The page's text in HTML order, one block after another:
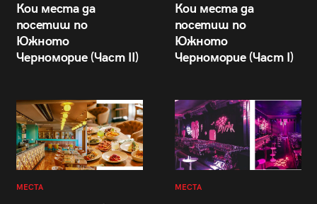
Кои места да
посетиш по
Южното
Черноморие (Част II)
Кои места да
посетиш по
Южното
Черноморие (Част I)
МЕСТА МЕСТА